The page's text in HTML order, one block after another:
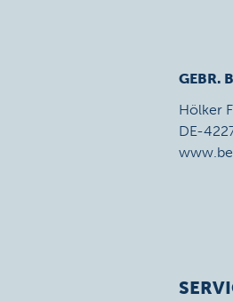
GEBR.
Hölker
DE-